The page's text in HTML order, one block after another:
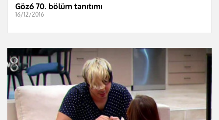
Göz6 70. bölüm tanıtımı
16/12/2016